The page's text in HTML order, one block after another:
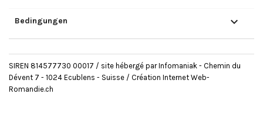
Bedingungen 
SIREN 814577730 00017 / site hébergé par Infomaniak - Chemin du
Dévent 7 - 1024 Ecublens - Suisse / Création Internet Web-
Romandie.ch